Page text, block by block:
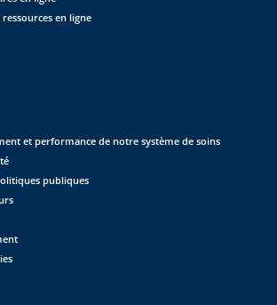
en ligne
et performance de notre système de soins
publiques